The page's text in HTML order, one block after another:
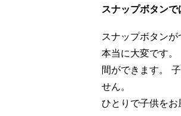
スナップボタン
スナップボタン
本当に大変です
間ができます。
せん。
ひとりで子供を